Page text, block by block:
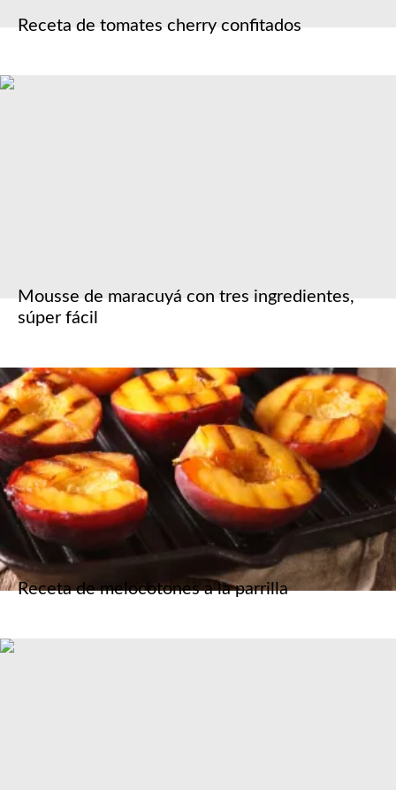
Receta de tomates cherry confitados
Mousse de maracuyá con tres ingredientes,
súper fácil
Receta de melocotones a la parrilla